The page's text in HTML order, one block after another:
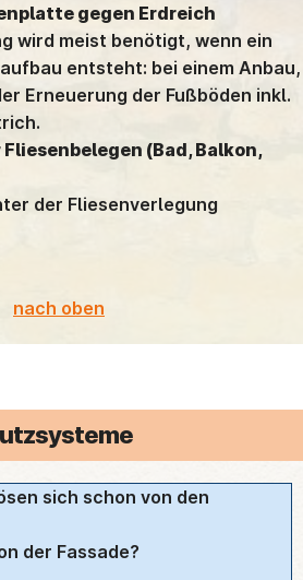
gegen Erdreich
wird meist benötigt, wenn ein
entsteht: bei einem Anbau,
Erneuerung der Fußböden inkl.
(Bad, Balkon,
der Fliesenverlegung
nach oben
sich schon von den
der Fassade?